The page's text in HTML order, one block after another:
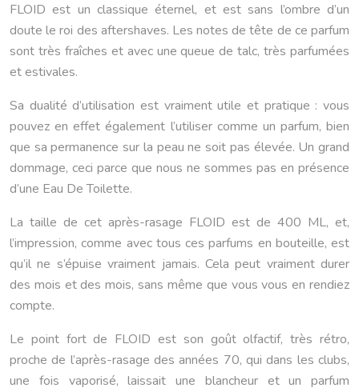
FLOID est un classique éternel, et est sans l’ombre d’un
doute le roi des aftershaves. Les notes de tête de ce parfum
sont très fraîches et avec une queue de talc, très parfumées
et estivales.
Sa dualité d’utilisation est vraiment utile et pratique : vous
pouvez en effet également l’utiliser comme un parfum, bien
que sa permanence sur la peau ne soit pas élevée. Un grand
dommage, ceci parce que nous ne sommes pas en présence
d’une Eau De Toilette.
La taille de cet après-rasage FLOID est de 400 ML, et,
l’impression, comme avec tous ces parfums en bouteille, est
qu’il ne s’épuise vraiment jamais. Cela peut vraiment durer
des mois et des mois, sans même que vous vous en rendiez
compte.
Le point fort de FLOID est son goût olfactif, très rétro,
proche de l’après-rasage des années 70, qui dans les clubs,
une fois vaporisé, laissait une blancheur et un parfum